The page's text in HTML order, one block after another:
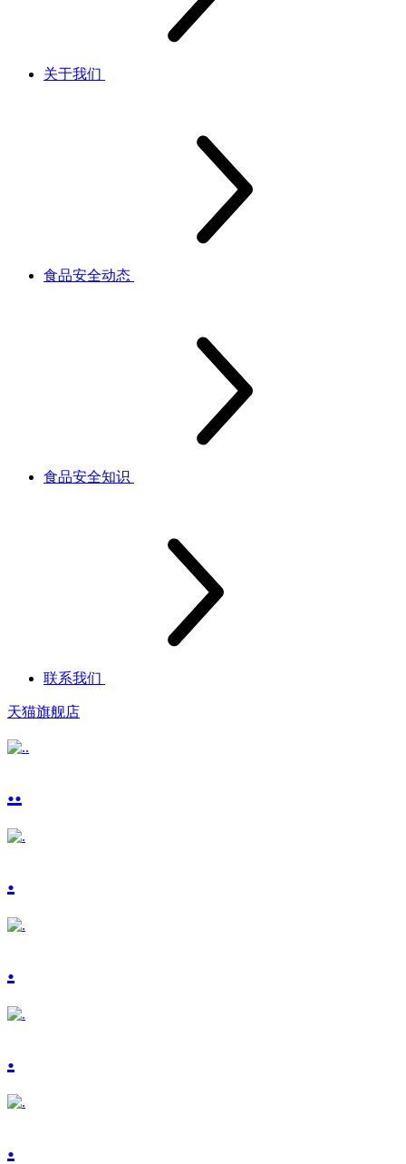
关于我们
食品安全动态
食品安全知识
联系我们
天猫旗舰店
..
.
.
.
.